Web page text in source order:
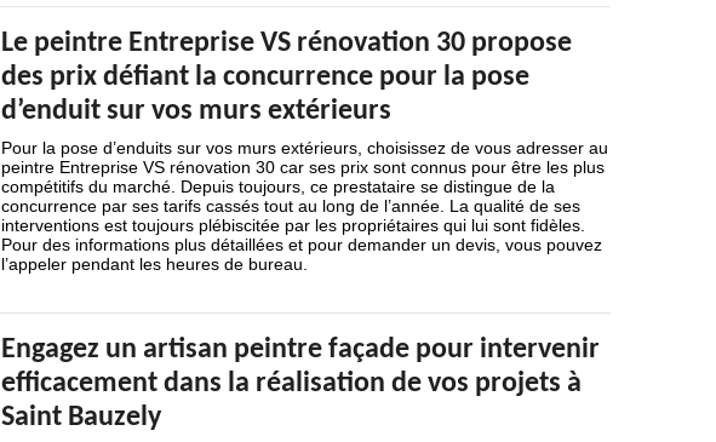
Le peintre Entreprise VS rénovation 30 propose
des prix défiant la concurrence pour la pose
d’enduit sur vos murs extérieurs
Pour la pose d’enduits sur vos murs extérieurs, choisissez de vous adresser au
peintre Entreprise VS rénovation 30 car ses prix sont connus pour être les plus
compétitifs du marché. Depuis toujours, ce prestataire se distingue de la
concurrence par ses tarifs cassés tout au long de l’année. La qualité de ses
interventions est toujours plébiscitée par les propriétaires qui lui sont fidèles.
Pour des informations plus détaillées et pour demander un devis, vous pouvez
l’appeler pendant les heures de bureau.
Engagez un artisan peintre façade pour intervenir
efficacement dans la réalisation de vos projets à
Saint Bauzely